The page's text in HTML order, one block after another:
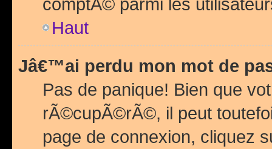
Haut
Jâ€™ai perdu mon mot de
Pas de panique! Bien que
rÃ©cupÃ©rÃ©, il peut
page de connexion, cliquez